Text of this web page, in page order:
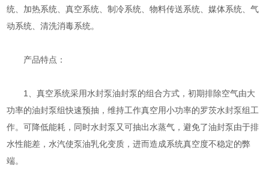
统、加热系统、真空系统、制冷系统、物料传送系统、媒体系统、气
动系统、清洗消毒系统。
产品特点：
1、真空系统采用水封泵油封泵的组合方式，初期排除空气由大
功率的油封泵组快速预抽，维持工作真空用小功率的罗茨水封泵组工
作。可降低能耗，同时水封泵又可抽出水蒸气，避免了油封泵由于排
水性能差，水汽使泵油乳化变质，进而造成系统真空度不稳定的弊
端。